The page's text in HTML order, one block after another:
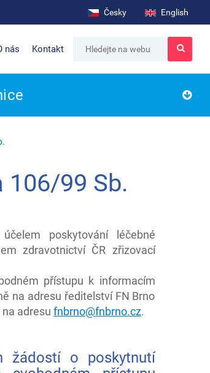
Česky English
nás Kontakt
106/99 Sb.
poskytování léčebné
zdravotnictví ČR zřizovací
přístupu k informacím
na adresu ředitelství FN Brno
adresu fnbrno@fnbrno.cz.
žádostí o poskytnutí